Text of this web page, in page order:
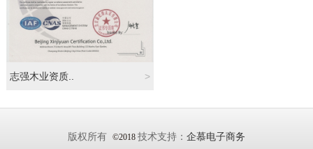
志强木业资质.. >
版权所有 ©2018 技术支持： 企慕电子商务